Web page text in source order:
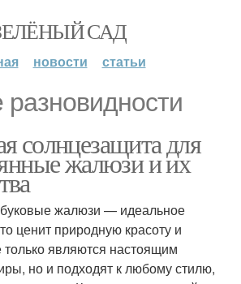
САД
новости статьи
солнцезащита для
жалюзи и их
жалюзи — идеальное
ценит природную красоту и
являются настоящим
но и подходят к любому стилю,